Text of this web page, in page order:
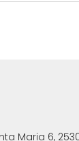
Maria 6,